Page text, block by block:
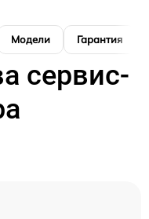
Модели Гарантия
сервис-